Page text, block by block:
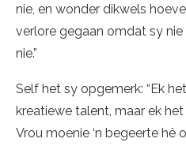
nie, en wonder dikwels
verlore gegaan omdat sy
nie.”
Self het sy opgemerk: “Ek
kreatiewe talent, maar ek
Vrou moenie ‘n begeerte hê